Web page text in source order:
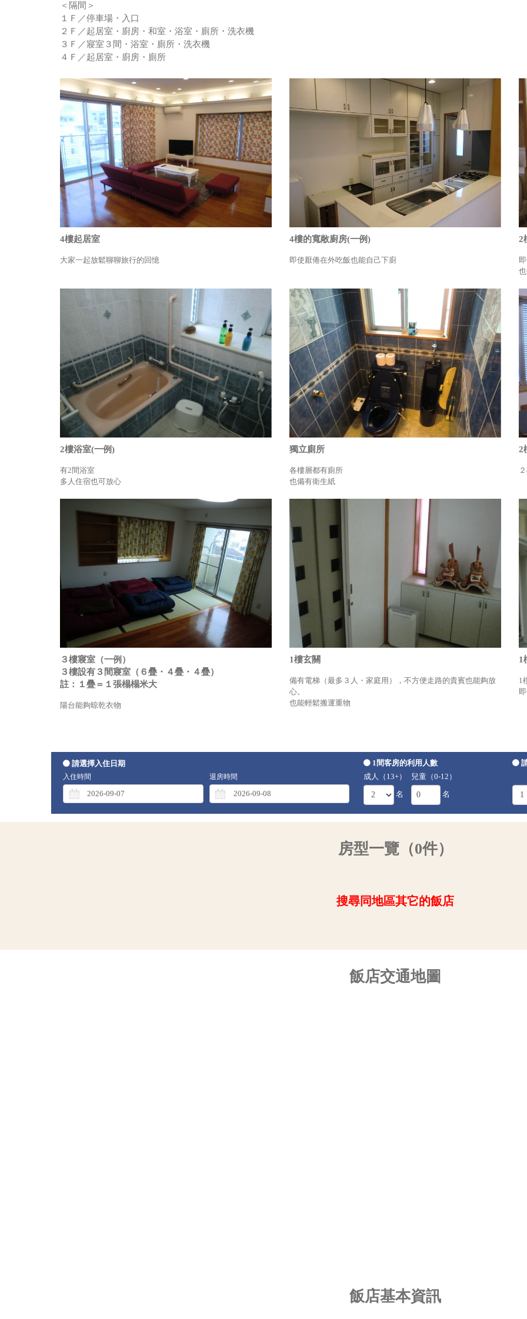
＜隔間＞
１Ｆ／停車場・入口
２Ｆ／起居室・廚房・和室・浴室・廁所・洗衣機
３Ｆ／寢室３間・浴室・廁所・洗衣機
４Ｆ／起居室・廚房・廁所
4樓起居室
大家一起放鬆聊聊旅行的回憶
4樓的寬敞廚房(一例)
即使厭倦在外吃飯也能自己下廚
2
2樓浴室(一例)
有2間浴室
多人住宿也可放心
獨立廁所
各樓層都有廁所
也備有衛生紙
2
３樓寢室（一例）
３樓設有３間寢室（６疊・４疊・４疊）
註：１疊＝１張榻榻米大
陽台能夠晾乾衣物
1樓玄關
備有電梯（最多３人・家庭用），不方便走路的貴賓也能夠放
心。
也能輕鬆搬運重物
1
1
請選擇入住日期
入住時間 退房時間
1間客房的利用人數
成人（13+）
名
兒童（0-12）
名
房型一覽（0件）
搜尋同地區其它的飯店
飯店交通地圖
飯店基本資訊